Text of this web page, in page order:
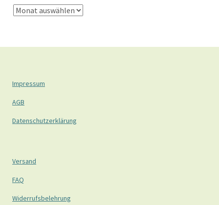
Impressum
AGB
Datenschutzerklärung
Versand
FAQ
Widerrufsbelehrung